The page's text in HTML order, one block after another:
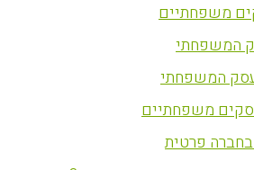
משפחתיים
המשפחתי
המשפחתי
משפחתיים
פרטית